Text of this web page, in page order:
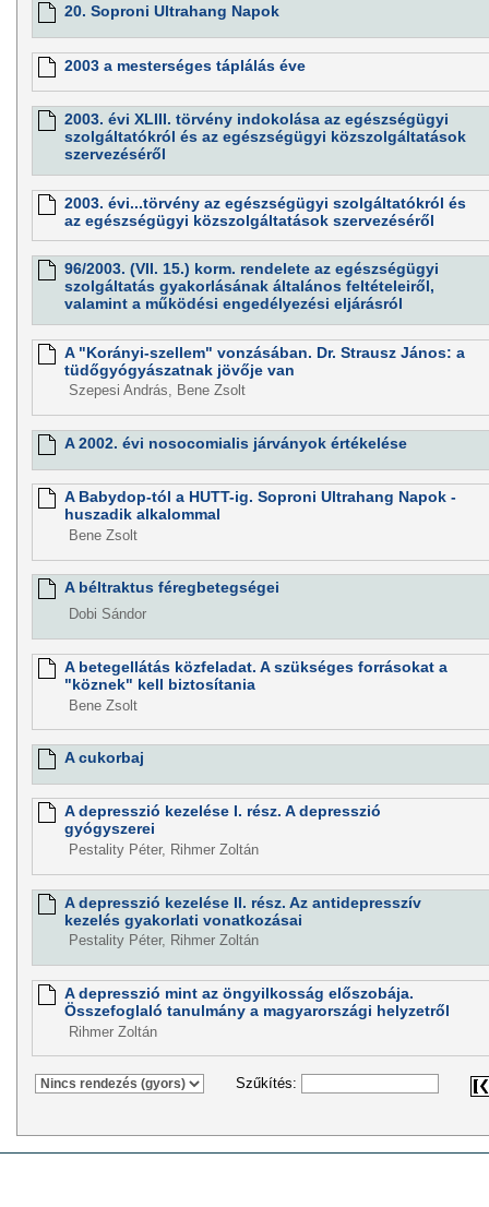
20. Soproni Ultrahang Napok
2003 a mesterséges táplálás éve
2003. évi XLIII. törvény indokolása az egészségügyi
szolgáltatókról és az egészségügyi közszolgáltatások
szervezéséről
2003. évi...törvény az egészségügyi szolgáltatókról és
az egészségügyi közszolgáltatások szervezéséről
96/2003. (VII. 15.) korm. rendelete az egészségügyi
szolgáltatás gyakorlásának általános feltételeiről,
valamint a működési engedélyezési eljárásról
A "Korányi-szellem" vonzásában. Dr. Strausz János: a
tüdőgyógyászatnak jövője van
Szepesi András, Bene Zsolt
A 2002. évi nosocomialis járványok értékelése
A Babydop-tól a HUTT-ig. Soproni Ultrahang Napok -
huszadik alkalommal
Bene Zsolt
A béltraktus féregbetegségei
Dobi Sándor
A betegellátás közfeladat. A szükséges forrásokat a
"köznek" kell biztosítania
Bene Zsolt
A cukorbaj
A depresszió kezelése I. rész. A depresszió
gyógyszerei
Pestality Péter, Rihmer Zoltán
A depresszió kezelése II. rész. Az antidepresszív
kezelés gyakorlati vonatkozásai
Pestality Péter, Rihmer Zoltán
A depresszió mint az öngyilkosság előszobája.
Összefoglaló tanulmány a magyarországi helyzetről
Rihmer Zoltán
Szűkítés: